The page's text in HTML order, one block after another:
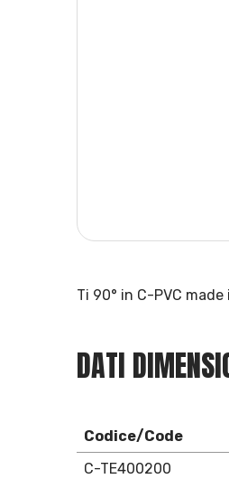
Ti 90° in C-PVC
DATI
Codice/Code
C-TE400200